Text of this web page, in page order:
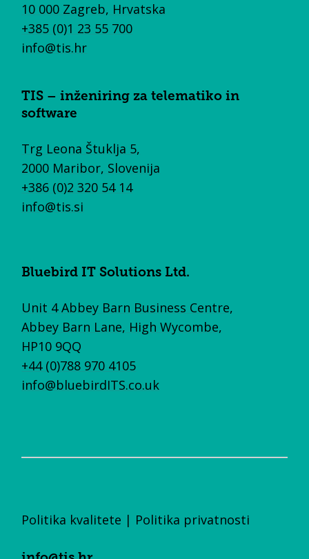
10 000 Zagreb, Hrvatska
+385 (0)1 23 55 700
info@tis.hr
TIS – inženiring za telematiko in
software
Trg Leona Štuklja 5,
2000 Maribor, Slovenija
+386 (0)2 320 54 14
info@tis.si
Bluebird IT Solutions Ltd.
Unit 4 Abbey Barn Business Centre,
Abbey Barn Lane, High Wycombe,
HP10 9QQ
+44 (0)788 970 4105
info@bluebirdITS.co.uk
Politika kvalitete | Politika privatnosti